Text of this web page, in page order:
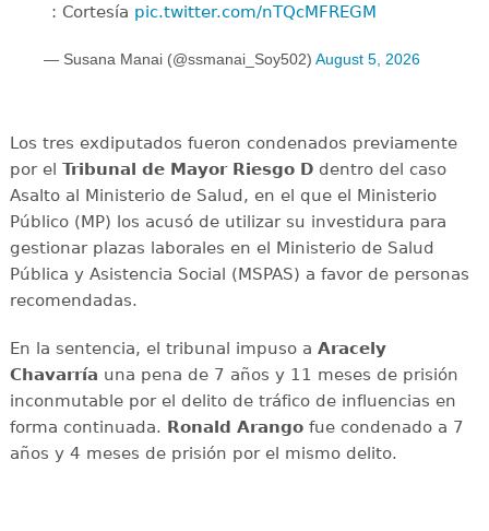
: Cortesía pic.twitter.com/nTQcMFREGM
— Susana Manai (@ssmanai_Soy502) August 5, 2026
Los tres exdiputados fueron condenados previamente
por el Tribunal de Mayor Riesgo Ddentro del caso
Asalto al Ministerio de Salud, en el que el Ministerio
Público (MP) los acusó de utilizar su investidura para
gestionar plazas laborales en el Ministerio de Salud
Pública y Asistencia Social (MSPAS) a favor de personas
recomendadas.
En la sentencia, el tribunal impuso a Aracely
Chavarría una pena de 7 años y 11 meses de prisión
inconmutable por el delito de tráfico de influencias en
forma continuada. Ronald Arangofue condenado a 7
años y 4 meses de prisión por el mismo delito.